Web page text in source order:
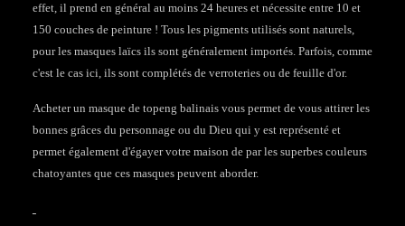
effet, il prend en général au moins 24 heures et nécessite entre 10 et
150 couches de peinture ! Tous les pigments utilisés sont naturels,
pour les masques laïcs ils sont généralement importés. Parfois, comme
c'est le cas ici, ils sont complétés de verroteries ou de feuille d'or.
Acheter un masque de topeng balinais vous permet de vous attirer les
bonnes grâces du personnage ou du Dieu qui y est représenté et
permet également d'égayer votre maison de par les superbes couleurs
chatoyantes que ces masques peuvent aborder.